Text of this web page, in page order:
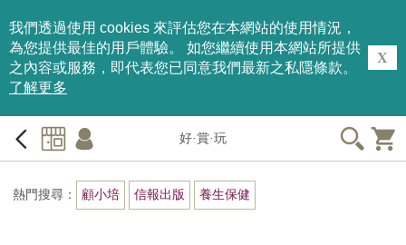
我們透過使用 cookies 來評估您在本網站的使用情況，
為您提供最佳的用戶體驗。 如您繼續使用本網站所提供
之內容或服務，即代表您已同意我們最新之私隱條款。
了解更多
X
好·賞·玩
熱門搜尋： 顧小培 信報出版 養生保健